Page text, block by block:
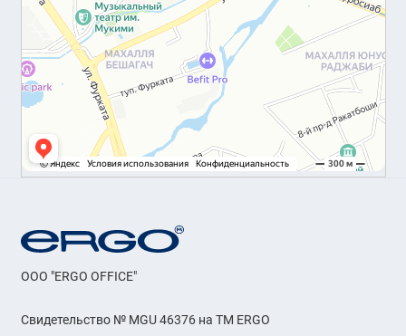
OOO "ERGO OFFICE"
Свидетельство № MGU 46376 на ТМ ERGO